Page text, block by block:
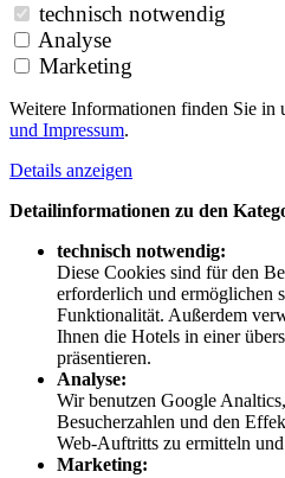
technisch notwendig
Analyse
Marketing
Weitere Informationen finden Sie in
und Impressum.
Details anzeigen
Detailinformationen zu den
technisch notwendig:
Diese Cookies sind für den
erforderlich und ermöglichen
Funktionalität. Außerdem
Ihnen die Hotels in einer
präsentieren.
Analyse:
Wir benutzen Google
Besucherzahlen und den
Web-Auftritts zu ermitteln
Marketing: